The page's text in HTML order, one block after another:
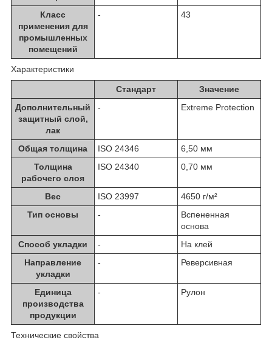
Класс
применения для
промышленных
помещений
- 43
Характеристики
Стандарт
Значение
Дополнительный
защитный слой,
лак
- Extreme Protection
Общая толщина ISO 24346
6,50 мм
Толщина
рабочего слоя
ISO 24340 0,70 мм
Вес ISO 23997
4650 г/м²
Тип основы
-
Вспененная
основа
Способ укладки
-
На клей
Направление
укладки
- Реверсивная
Единица
производства
продукции
- Рулон
Технические свойства